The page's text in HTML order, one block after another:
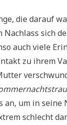
die darauf
sich
auch viele
zu ihrem
um in seine
schlecht